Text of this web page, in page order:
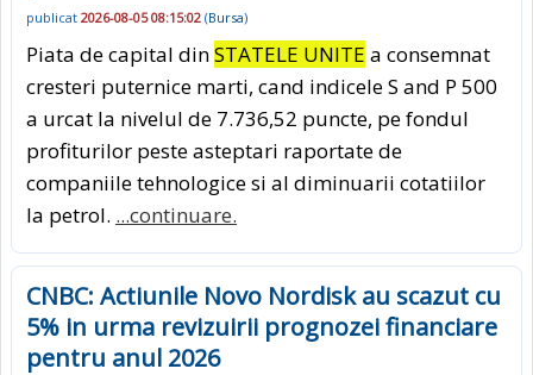
publicat 2026-08-05 08:15:02 (Bursa)
Piata de capital dinSTATELE UNITE a consemnat
cresteri puternice marti, cand indicele S and P 500
a urcat la nivelul de 7.736,52 puncte, pe fondul
profiturilor peste asteptari raportate de
companiile tehnologice si al diminuarii cotatiilor
la petrol. ...continuare.
CNBC: Actiunile Novo Nordisk au scazut cu
5% in urma revizuirii prognozei financiare
pentru anul 2026